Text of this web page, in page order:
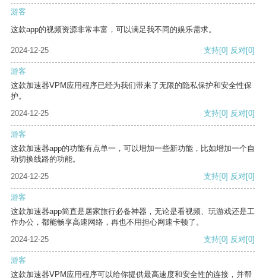
游客
这款app的视频资源非常丰富，可以满足我不同的娱乐需求。
2024-12-25 支持[0] 反对[0]
游客
这款加速器VPM应用程序已经为我们带来了无限的隐私保护和安全性保
护。
2024-12-25
支持[0] 反对[0]
游客
这款加速器app的功能有点单一，可以增加一些新功能，比如增加一个自
动切换线路的功能。
2024-12-25
支持[0] 反对[0]
游客
这款加速器app简直是居家旅行必备神器，无论是看视频、玩游戏还是工
作办公，都能畅享高速网络，再也不用担心网速卡顿了。
2024-12-25
支持[0] 反对[0]
游客
这款加速器VPM应用程序可以给你提供最高速度和安全性的连接，并帮